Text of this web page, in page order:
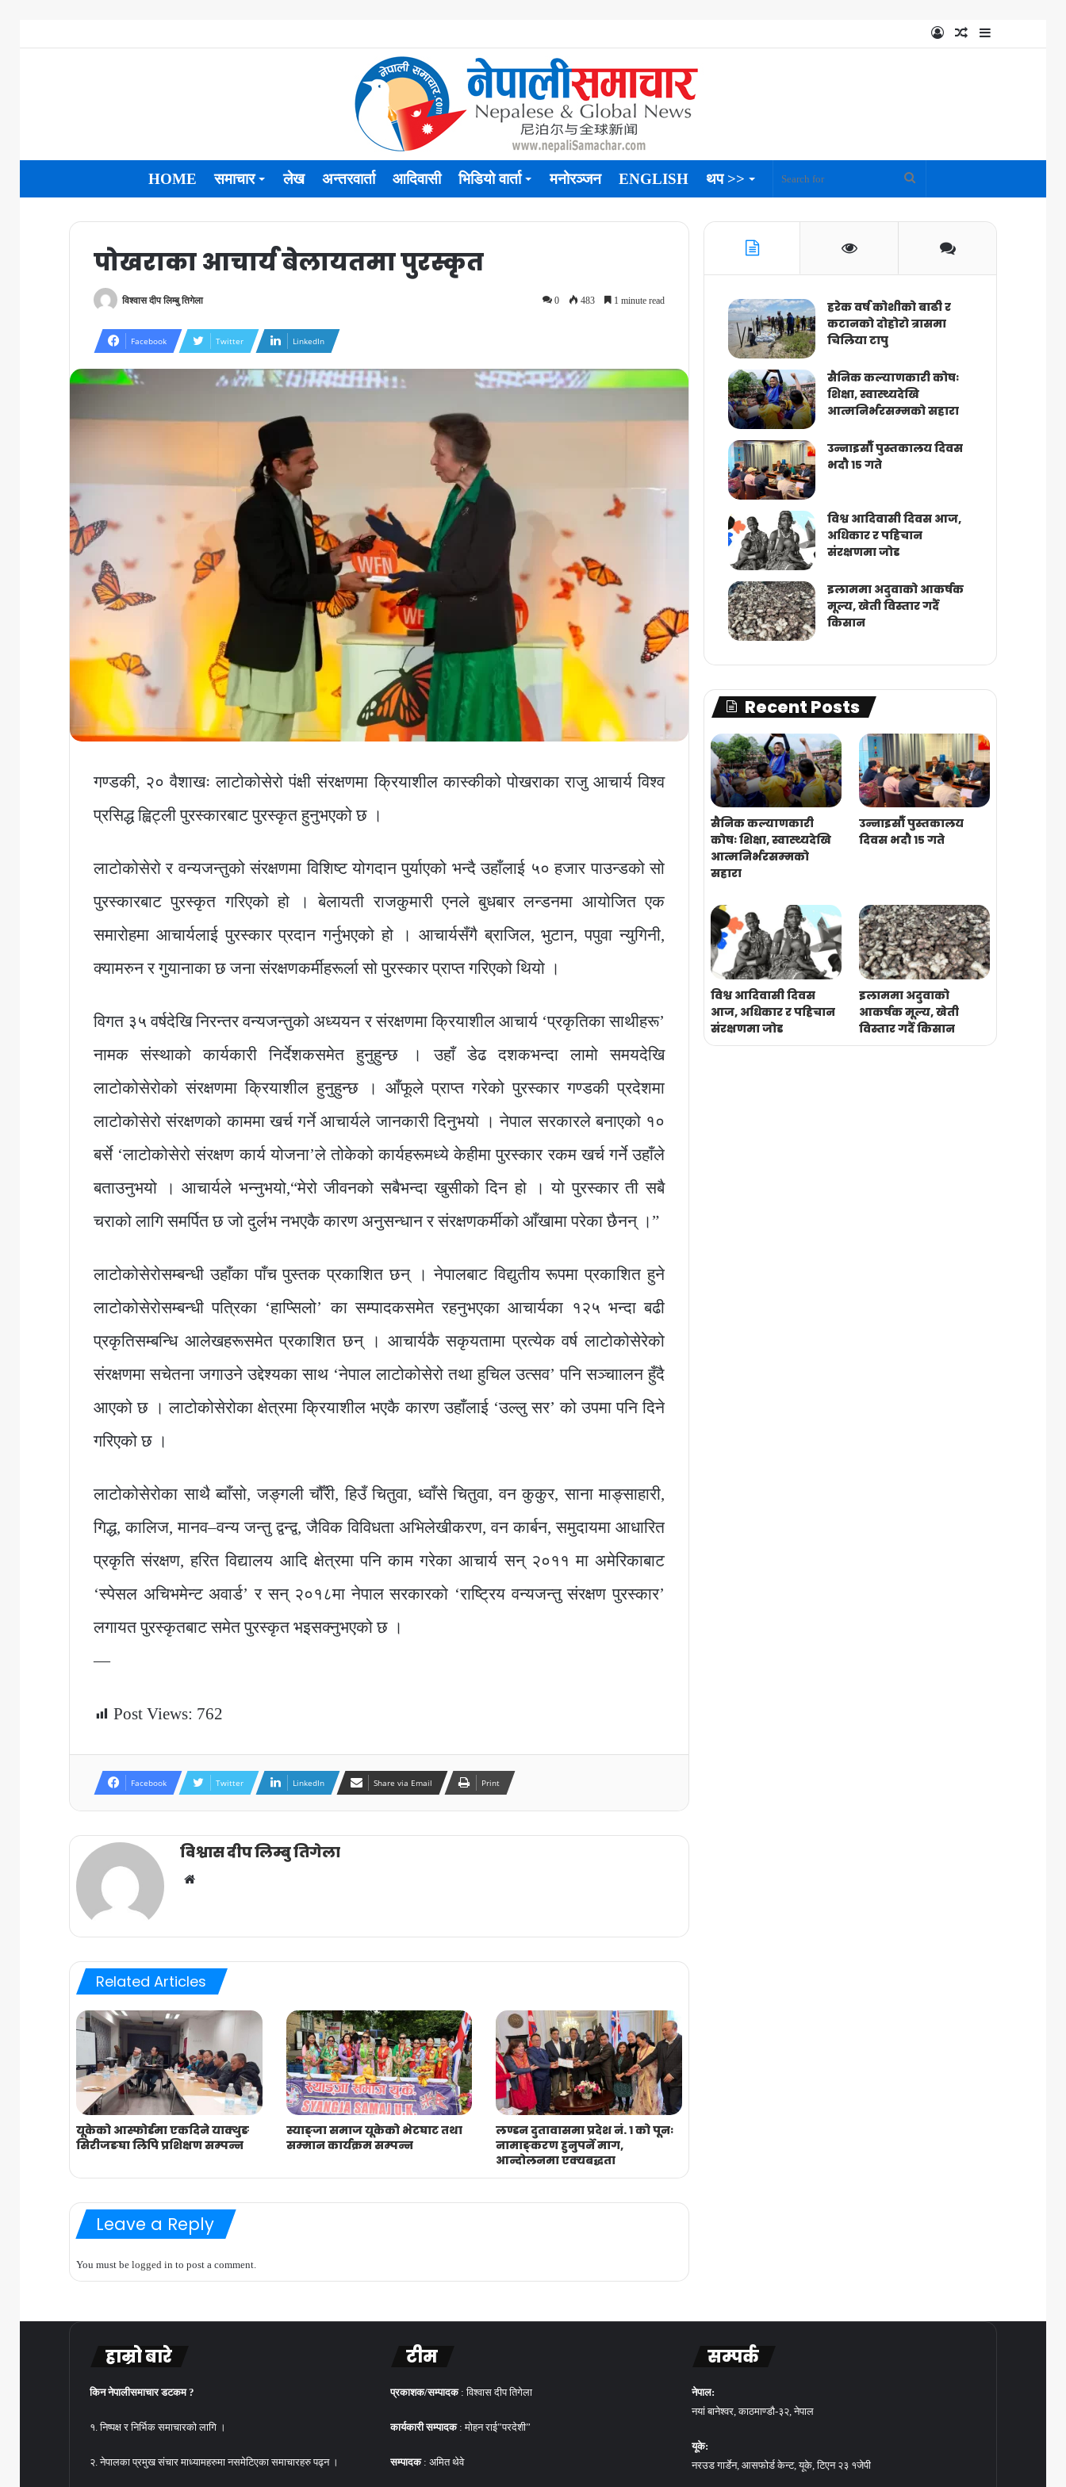
Sidebar
Random
Log
HOME समाचार लेख अन्तरवार्ता आदिवासी भिडियो वार्ता मनोरञ्जन ENGLISH थप >>
पोखराका आचार्य बेलायतमा पुरस्कृत
विश्वास दीप लिम्बु तिगेला 0 483 1 minute read
Facebook Twitter LinkedIn
गण्डकी, २० वैशाखः लाटोकोसेरो पंक्षी संरक्षणमा क्रियाशील कास्कीको पोखराका राजु आचार्य विश्व
प्रसिद्ध ह्विट्ली पुरस्कारबाट पुरस्कृत हुनुभएको छ ।
लाटोकोसेरो र वन्यजन्तुको संरक्षणमा विशिष्ट योगदान पुर्याएको भन्दै उहाँलाई ५० हजार पाउन्डको सो
पुरस्कारबाट पुरस्कृत गरिएको हो । बेलायती राजकुमारी एनले बुधबार लन्डनमा आयोजित एक
समारोहमा आचार्यलाई पुरस्कार प्रदान गर्नुभएको हो । आचार्यसँगै ब्राजिल, भुटान, पपुवा न्युगिनी,
क्यामरुन र गुयानाका छ जना संरक्षणकर्मीहरूर्ला सो पुरस्कार प्राप्त गरिएको थियो ।
विगत ३५ वर्षदेखि निरन्तर वन्यजन्तुको अध्ययन र संरक्षणमा क्रियाशील आचार्य ‘प्रकृतिका साथीहरू’
नामक संस्थाको कार्यकारी निर्देशकसमेत हुनुहुन्छ । उहाँ डेढ दशकभन्दा लामो समयदेखि
लाटोकोसेरोको संरक्षणमा क्रियाशील हुनुहुन्छ । आँफूले प्राप्त गरेको पुरस्कार गण्डकी प्रदेशमा
लाटोकोसेरो संरक्षणको काममा खर्च गर्ने आचार्यले जानकारी दिनुभयो । नेपाल सरकारले बनाएको १०
बर्से ‘लाटोकोसेरो संरक्षण कार्य योजना’ले तोकेको कार्यहरूमध्ये केहीमा पुरस्कार रकम खर्च गर्ने उहाँले
बताउनुभयो । आचार्यले भन्नुभयो,“मेरो जीवनको सबैभन्दा खुसीको दिन हो । यो पुरस्कार ती सबै
चराको लागि समर्पित छ जो दुर्लभ नभएकै कारण अनुसन्धान र संरक्षणकर्मीको आँखामा परेका छैनन् ।”
लाटोकोसेरोसम्बन्धी उहाँका पाँच पुस्तक प्रकाशित छन् । नेपालबाट विद्युतीय रूपमा प्रकाशित हुने
लाटोकोसेरोसम्बन्धी पत्रिका ‘हाप्सिलो’ का सम्पादकसमेत रहनुभएका आचार्यका १२५ भन्दा बढी
प्रकृतिसम्बन्धि आलेखहरूसमेत प्रकाशित छन् । आचार्यकै सकृयतामा प्रत्येक वर्ष लाटोकोसेरेको
संरक्षणमा सचेतना जगाउने उद्देश्यका साथ ‘नेपाल लाटोकोसेरो तथा हुचिल उत्सव’ पनि सञ्चाालन हुँदै
आएको छ । लाटोकोसेरोका क्षेत्रमा क्रियाशील भएकै कारण उहाँलाई ‘उल्लु सर’ को उपमा पनि दिने
गरिएको छ ।
लाटोकोसेरोका साथै ब्वाँसो, जङ्गली चौँरी, हिउँ चितुवा, ध्वाँसे चितुवा, वन कुकुर, साना माङ्साहारी,
गिद्ध, कालिज, मानव–वन्य जन्तु द्वन्द्व, जैविक विविधता अभिलेखीकरण, वन कार्बन, समुदायमा आधारित
प्रकृति संरक्षण, हरित विद्यालय आदि क्षेत्रमा पनि काम गरेका आचार्य सन् २०११ मा अमेरिकाबाट
‘स्पेसल अचिभमेन्ट अवार्ड’ र सन् २०१८मा नेपाल सरकारको ‘राष्ट्रिय वन्यजन्तु संरक्षण पुरस्कार’
लगायत पुरस्कृतबाट समेत पुरस्कृत भइसक्नुभएको छ ।
—
Post Views: 762
Facebook Twitter LinkedIn Share via Email Print
विश्वास दीप लिम्बु तिगेला
Website
Related Articles
यूकेको आस्फोर्डमा एकदिने याक्थुङ
सिरीजङघा लिपि प्रशिक्षण सम्पन्न
स्याङ्जा समाज यूकेको भेटघाट तथा
सम्मान कार्यक्रम सम्पन्न
लण्डन दुतावासमा प्रदेश नं. १ को पूनः
नामाङ्करण हुनुपर्ने माग,
आन्दोलनमा एक्यबद्धता
Leave a Reply
You must be logged in to post a comment.
हरेक वर्ष कोशीको बाढी र
कटानको दोहोरो त्रासमा
चिलिया टापु
सैनिक कल्याणकारी कोषः
शिक्षा, स्वास्थ्यदेखि
आत्मनिर्भरसम्मको सहारा
उन्नाइसौँ पुस्तकालय दिवस
भदौ १५ गते
विश्व आदिवासी दिवस आज,
अधिकार र पहिचान
संरक्षणमा जोड
इलाममा अदुवाको आकर्षक
मूल्य, खेती विस्तार गर्दै
किसान
Recent Posts
सैनिक कल्याणकारी
कोषः शिक्षा, स्वास्थ्यदेखि
आत्मनिर्भरसम्मको
सहारा
उन्नाइसौँ पुस्तकालय
दिवस भदौ १५ गते
विश्व आदिवासी दिवस
आज, अधिकार र पहिचान
संरक्षणमा जोड
इलाममा अदुवाको
आकर्षक मूल्य, खेती
विस्तार गर्दै किसान
हाम्रो बारे
किन नेपालीसमाचार डटकम ?
१. निष्पक्ष र निर्भिक समाचारको लागि ।
२. नेपालका प्रमुख संचार माध्यामहरुमा नसमेटिएका समाचारहरु पढ्न ।
टीम
प्रकाशक/सम्पादक : विश्वास दीप तिगेला
कार्यकारी सम्पादक: मोहन राई”परदेशी”
सम्पादक: अमित थेवे
सम्पर्क
नेपाल:
नयां बानेश्वर, काठमाण्डौ-३२, नेपाल
यूके:
नरउड गार्डेन, आसफोर्ड केन्ट, यूके, टिएन २३ १जेपी